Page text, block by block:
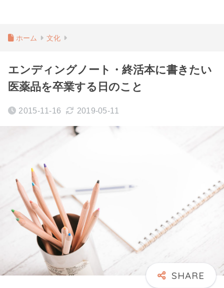
ホーム 文化
エンディングノート・終活本に書きたい
医薬品を卒業する日のこと
2015-11-16 2019-05-11